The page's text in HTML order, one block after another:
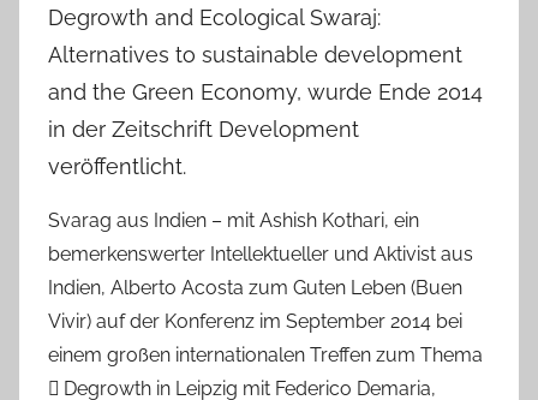
Degrowth and Ecological Swaraj:
Alternatives to sustainable development
and the Green Economy, wurde Ende 2014
in der Zeitschrift Development
veröffentlicht.
Svarag aus Indien – mit Ashish Kothari, ein
bemerkenswerter Intellektueller und Aktivist aus
Indien, Alberto Acosta zum Guten Leben (Buen
Vivir) auf der Konferenz im September 2014 bei
einem großen internationalen Treffen zum Thema
 Degrowth in Leipzig mit Federico Demaria,